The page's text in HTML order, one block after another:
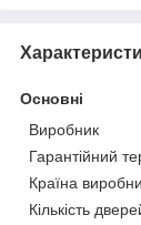
Основні
Виробник
Гарантійний
Країна
Кількість